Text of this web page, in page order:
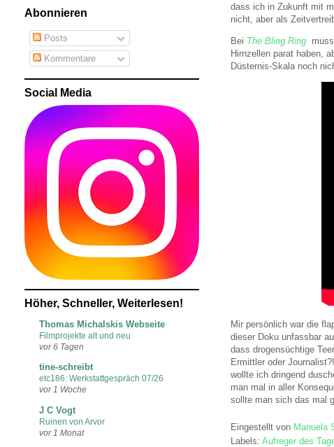
dass ich in Zukunft mit
nicht, aber als
Bei The Bling Ring
Hirnzellen parat haben,
Düsternis-Skala noch
Mir persönlich war die
dieser Doku unfassbar
dass drogensüchtige
Ermittler oder
wollte ich dringend
man mal in aller
sollte man sich das mal
Eingestellt von Manuela
Labels: Aufreger des
Abonnieren
Posts
Kommentare
Social Media
Höher, Schneller, Weiterlesen!
Thomas Michalskis Webseite
Filmprojekte alt und neu
vor 6 Tagen
tine-schreibt
etc186: Werkstattgespräch 07/26
vor 1 Woche
J C Vogt
Ruinen von Arvor
vor 1 Monat